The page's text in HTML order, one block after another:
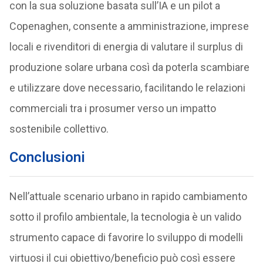
con la sua soluzione basata sull’IA e un pilot a
Copenaghen, consente a amministrazione, imprese
locali e rivenditori di energia di valutare il surplus di
produzione solare urbana così da poterla scambiare
e utilizzare dove necessario, facilitando le relazioni
commerciali tra i prosumer verso un impatto
sostenibile collettivo.
Conclusioni
Nell’attuale scenario urbano in rapido cambiamento
sotto il profilo ambientale, la tecnologia è un valido
strumento capace di favorire lo sviluppo di modelli
virtuosi il cui obiettivo/beneficio può così essere